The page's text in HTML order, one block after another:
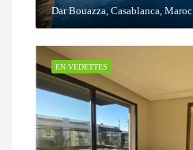
Dar Bouazza, Casablanca, Maroc
EN VEDETTES